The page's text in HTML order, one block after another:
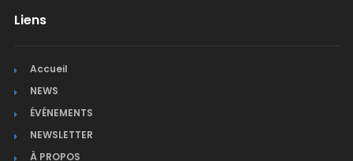
Liens
Accueil
NEWS
ÉVÉNEMENTS
NEWSLETTER
À PROPOS